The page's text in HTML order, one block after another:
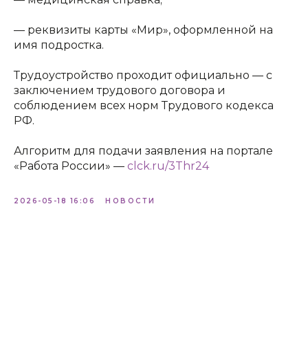
— реквизиты карты «Мир», оформленной на
имя подростка.
Трудоустройство проходит официально — с
заключением трудового договора и
соблюдением всех норм Трудового кодекса
РФ.
Алгоритм для подачи заявления на портале
«Работа России» — clck.ru/3Thr24
2026-05-18 16:06 НОВОСТИ